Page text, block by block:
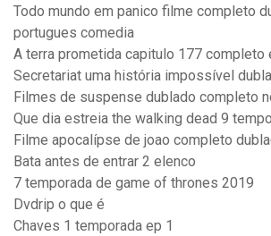
Todo mundo em panico filme completo
portugues comedia
A terra prometida capitulo 177 completo
Secretariat uma história impossível
Filmes de suspense dublado completo
Que dia estreia the walking dead 9
Filme apocalípse de joao completo
Bata antes de entrar 2 elenco
7 temporada de game of thrones 2019
Dvdrip o que é
Chaves 1 temporada ep 1